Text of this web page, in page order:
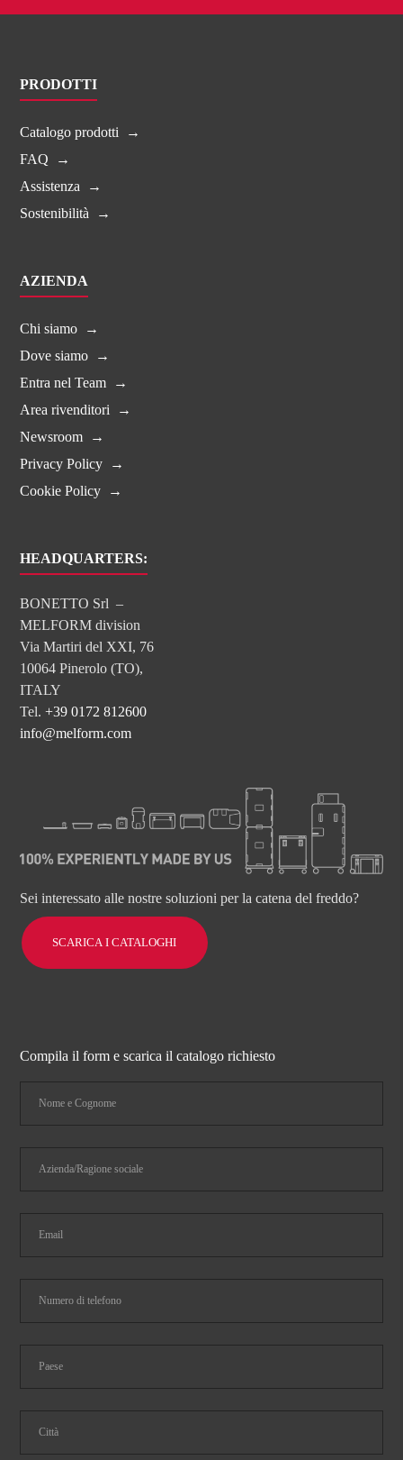
PRODOTTI
Catalogo prodotti
FAQ
Assistenza
Sostenibilità
AZIENDA
Chi siamo
Dove siamo
Entra nel Team
Area rivenditori
Newsroom
Privacy Policy
Cookie Policy
HEADQUARTERS:
BONETTO Srl –
MELFORM division
Via Martiri del XXI, 76
10064 Pinerolo (TO),
ITALY
Tel.+39 0172 812600
info@melform.com
Sei interessato alle nostre soluzioni per la catena del freddo?
SCARICA I CATALOGHI
Compila il form e scarica il catalogo richiesto